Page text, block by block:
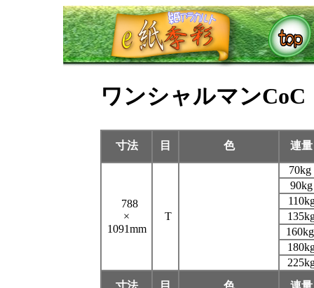
ワンシャルマンCoC
寸法 目 色 連量
788
×
1091mm
T
70kg
90kg
寸法
目 色 連量